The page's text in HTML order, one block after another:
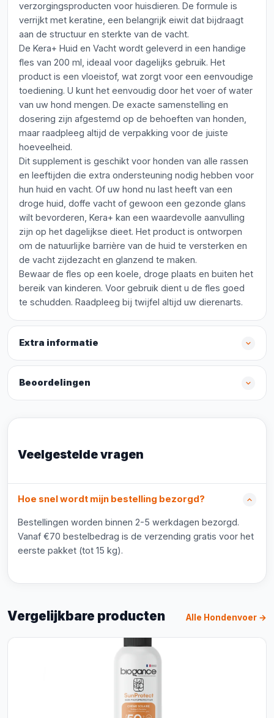
verzorgingsproducten voor huisdieren. De formule is
verrijkt met keratine, een belangrijk eiwit dat bijdraagt
aan de structuur en sterkte van de vacht.
De Kera+ Huid en Vacht wordt geleverd in een handige
fles van 200 ml, ideaal voor dagelijks gebruik. Het
product is een vloeistof, wat zorgt voor een eenvoudige
toediening. U kunt het eenvoudig door het voer of water
van uw hond mengen. De exacte samenstelling en
dosering zijn afgestemd op de behoeften van honden,
maar raadpleeg altijd de verpakking voor de juiste
hoeveelheid.
Dit supplement is geschikt voor honden van alle rassen
en leeftijden die extra ondersteuning nodig hebben voor
hun huid en vacht. Of uw hond nu last heeft van een
droge huid, doffe vacht of gewoon een gezonde glans
wilt bevorderen, Kera+ kan een waardevolle aanvulling
zijn op het dagelijkse dieet. Het product is ontworpen
om de natuurlijke barrière van de huid te versterken en
de vacht zijdezacht en glanzend te maken.
Bewaar de fles op een koele, droge plaats en buiten het
bereik van kinderen. Voor gebruik dient u de fles goed
te schudden. Raadpleeg bij twijfel altijd uw dierenarts.
Extra informatie
Beoordelingen
Veelgestelde vragen
Hoe snel wordt mijn bestelling bezorgd?
Bestellingen worden binnen 2-5 werkdagen bezorgd.
Vanaf €70 bestelbedrag is de verzending gratis voor het
eerste pakket (tot 15 kg).
Vergelijkbare producten Alle Hondenvoer →